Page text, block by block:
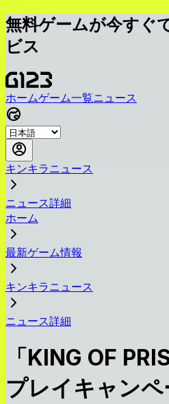
無料ゲームが今すぐ
ビス
ホームゲーム一覧ニュース
キンキラニュース
ニュース詳細
ホーム
最新ゲーム情報
キンキラニュース
ニュース詳細
「KING OF
プレイキャン